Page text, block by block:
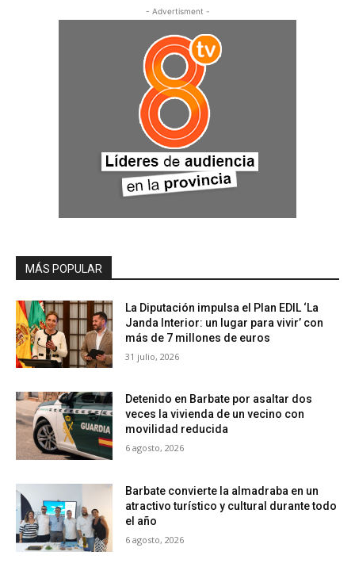
- Advertisment -
MÁS POPULAR
La Diputación impulsa el Plan EDIL ‘La
Janda Interior: un lugar para vivir’ con
más de 7 millones de euros
31 julio, 2026
Detenido en Barbate por asaltar dos
veces la vivienda de un vecino con
movilidad reducida
6 agosto, 2026
Barbate convierte la almadraba en un
atractivo turístico y cultural durante todo
el año
6 agosto, 2026